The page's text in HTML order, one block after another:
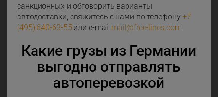
санкционных и обговорить варианты
автодоставки, свяжитесь с нами по телефону +7
(495) 640-63-55 или e-mail mail@free-lines.com.
Какие грузы из Германии
выгодно отправлять
автоперевозкой